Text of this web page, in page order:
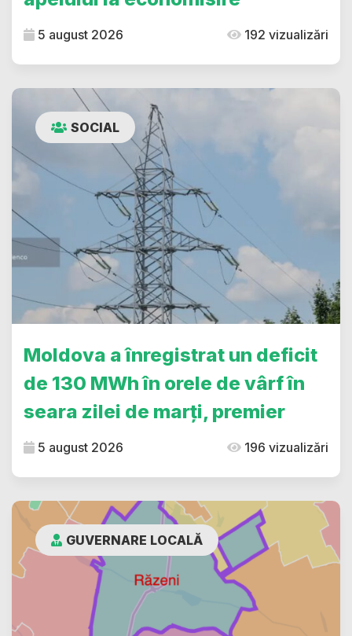
5 august 2026 192 vizualizări
SOCIAL
Moldova a înregistrat un deficit
de 130 MWh în orele de vârf în
seara zilei de marți, premier
5 august 2026 196 vizualizări
GUVERNARE LOCALĂ